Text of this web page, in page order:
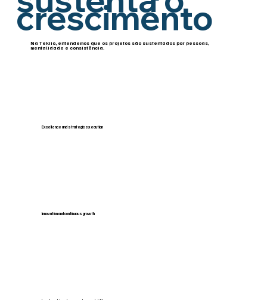
crescimento
Na Tekiio, entendemos que os projetos são sustentados por pessoas,
mentalidade e consistência.
Excellence and strategic execution
Innovation and continuous growth